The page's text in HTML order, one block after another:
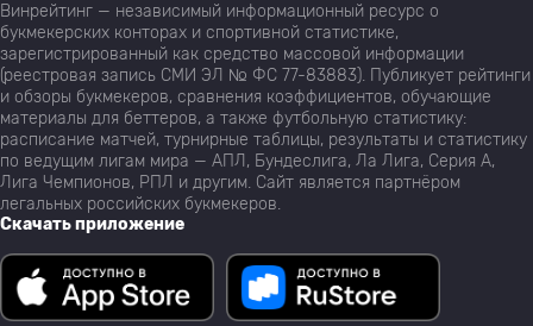
Винрейтинг — независимый информационный ресурс о
букмекерских конторах и спортивной статистике,
зарегистрированный как средство массовой информации
(реестровая запись СМИ ЭЛ № ФС 77-83883). Публикует рейтинги
и обзоры букмекеров, сравнения коэффициентов, обучающие
материалы для беттеров, а также футбольную статистику:
расписание матчей, турнирные таблицы, результаты и статистику
по ведущим лигам мира — АПЛ, Бундеслига, Ла Лига, Серия А,
Лига Чемпионов, РПЛ и другим. Сайт является партнёром
легальных российских букмекеров.
Скачать приложение